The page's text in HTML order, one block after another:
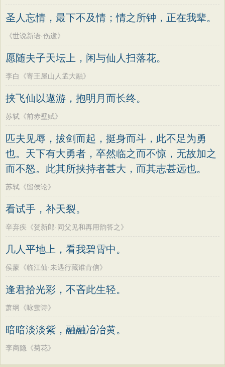
圣人忘情，最下不及情；情之所钟，正在我辈。
《世说新语·伤逝》
愿随夫子天坛上，闲与仙人扫落花。
李白《寄王屋山人孟大融》
挟飞仙以遨游，抱明月而长终。
苏轼《前赤壁赋》
匹夫见辱，拔剑而起，挺身而斗，此不足为勇
也。天下有大勇者，卒然临之而不惊，无故加之
而不怒。此其所挟持者甚大，而其志甚远也。
苏轼《留侯论》
看试手，补天裂。
辛弃疾《贺新郎·同父见和再用韵答之》
几人平地上，看我碧霄中。
侯蒙《临江仙·未遇行藏谁肯信》
逢君拾光彩，不吝此生轻。
萧纲《咏萤诗》
暗暗淡淡紫，融融冶冶黄。
李商隐《菊花》